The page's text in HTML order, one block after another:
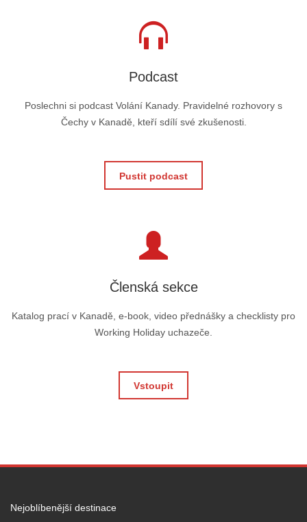
Podcast
Poslechni si podcast Volání Kanady. Pravidelné rozhovory s
Čechy v Kanadě, kteří sdílí své zkušenosti.
Pustit podcast
Členská sekce
Katalog prací v Kanadě, e-book, video přednášky a checklisty pro
Working Holiday uchazeče.
Vstoupit
Nejoblíbenější destinace